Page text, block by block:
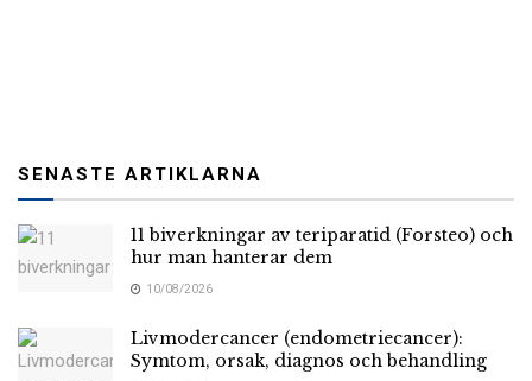
SENASTE ARTIKLARNA
11 biverkningar av teriparatid (Forsteo) och
hur man hanterar dem
10/08/2026
Livmodercancer (endometriecancer):
Symtom, orsak, diagnos och behandling